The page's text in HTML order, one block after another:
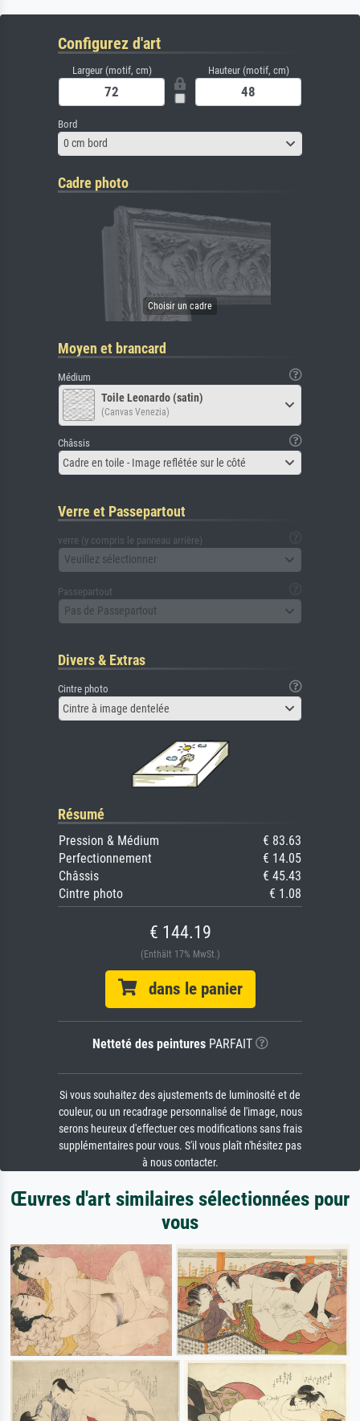
Configurez d'art
Largeur (motif, cm) Hauteur (motif, cm)
Bord
0 cm bord
Cadre photo
Moyen et brancard
Médium
Toile Leonardo (satin)
(Canvas Venezia)
Châssis
Cadre en toile - Image reflétée sur le côté
Verre et Passepartout
verre (y compris le panneau arrière)
Veuillez sélectionner
Passepartout
Pas de Passepartout
Divers & Extras
Cintre photo
Cintre à image dentelée
Résumé
Pression & Médium
€ 83.63
Perfectionnement
€ 14.05
Châssis
€ 45.43
Cintre photo
€ 1.08
€ 144.19
(Enthält 17% MwSt.)
dans le panier
Netteté des peinturesPARFAIT
Si vous souhaitez des ajustements de luminosité et de
couleur, ou un recadrage personnalisé de l'image, nous
serons heureux d'effectuer ces modifications sans frais
supplémentaires pour vous. S'il vous plaît n'hésitez pas
à nous contacter.
Œuvres d'art similaires sélectionnées pour
vous